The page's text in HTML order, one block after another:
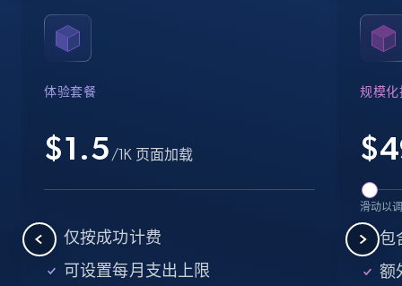
Crunchbase companies information
Name, URL, ID, Cb rank, Region, About,
Searching data by keyword
Name, URL, ID, Cb rank, Region, About,
Industries, Operating status, and more.
体验套餐
$1.5 /1K 页面加载
仅按成功计费
可设置每月支出上限
规模化
$
滑动以
包
额